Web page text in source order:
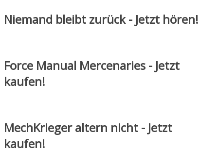
Niemand bleibt zurück - Jetzt hören!
Force Manual Mercenaries - Jetzt
kaufen!
MechKrieger altern nicht - Jetzt
kaufen!